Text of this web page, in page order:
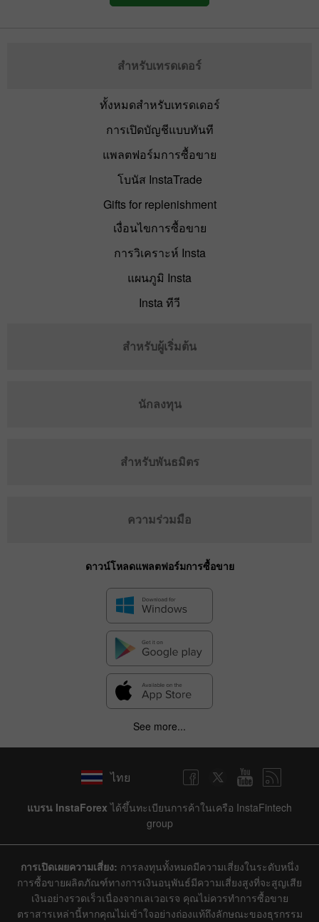
สำหรับเทรดเดอร์
ทั้งหมดสำหรับเทรดเดอร์
การเปิดบัญชีแบบทันที
แพลตฟอร์มการซื้อขาย
โบนัส InstaTrade
Gifts for replenishment
เงื่อนไขการซื้อขาย
การวิเคราะห์ Insta
แผนภูมิ Insta
Insta ทีวี
สำหรับผู้เริ่มต้น
นักลงทุน
สำหรับพันธมิตร
ความร่วมมือ
ดาวน์โหลดแพลตฟอร์มการซื้อขาย
See more...
ไทย
แบรน InstaForex ได้ขึ้นทะเบียนการค้าในเครือ InstaFintech
group
การเปิดเผยความเสี่ยง: การลงทุนทั้งหมดมีความเสี่ยงในระดับหนึ่ง
การซื้อขายผลิตภัณฑ์ทางการเงินอนุพันธ์มีความเสี่ยงสูงที่จะสูญเสีย
เงินอย่างรวดเร็วเนื่องจากเลเวอเรจ คุณไม่ควรทำการซื้อขาย
ตราสารเหล่านี้หากคุณไม่เข้าใจอย่างถ่องแท้ถึงลักษณะของธุรกรรม